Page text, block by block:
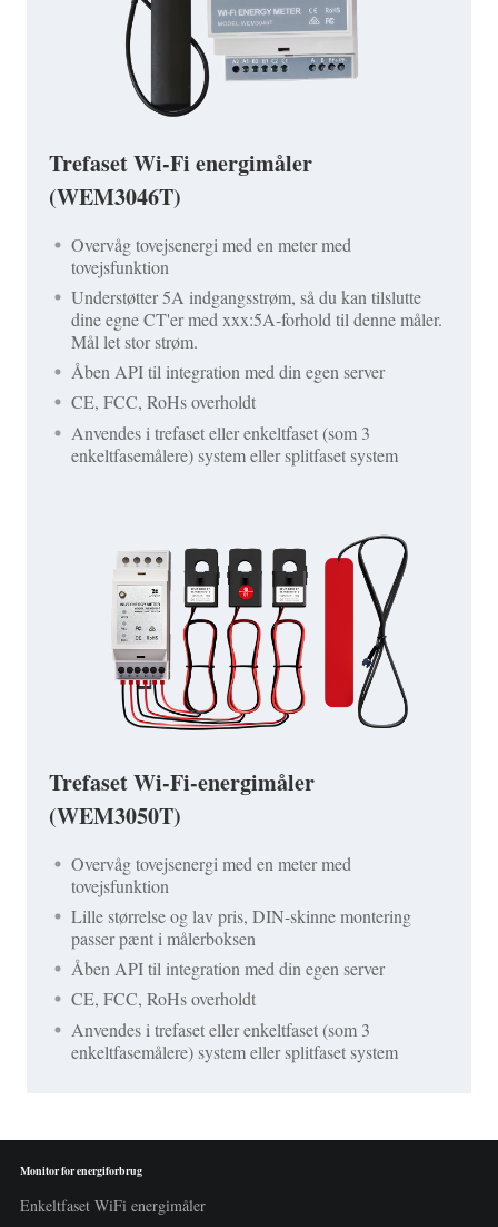
Trefaset Wi-Fi energimåler
(WEM3046T)
Overvåg tovejsenergi med en meter med
tovejsfunktion
Understøtter 5A indgangsstrøm, så du kan tilslutte
dine egne CT'er med xxx:5A-forhold til denne måler.
Mål let stor strøm.
Åben API til integration med din egen server
CE, FCC, RoHs overholdt
Anvendes i trefaset eller enkeltfaset (som 3
enkeltfasemålere) system eller splitfaset system
Trefaset Wi-Fi-energimåler
(WEM3050T)
Overvåg tovejsenergi med en meter med
tovejsfunktion
Lille størrelse og lav pris, DIN-skinne montering
passer pænt i målerboksen
Åben API til integration med din egen server
CE, FCC, RoHs overholdt
Anvendes i trefaset eller enkeltfaset (som 3
enkeltfasemålere) system eller splitfaset system
Monitor for energiforbrug
Enkeltfaset WiFi energimåler